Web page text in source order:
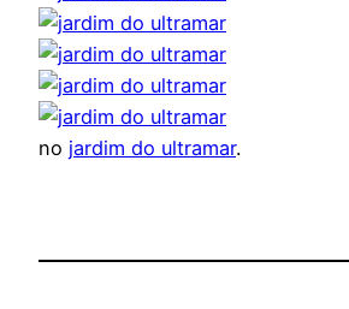
no jardim do ultramar.